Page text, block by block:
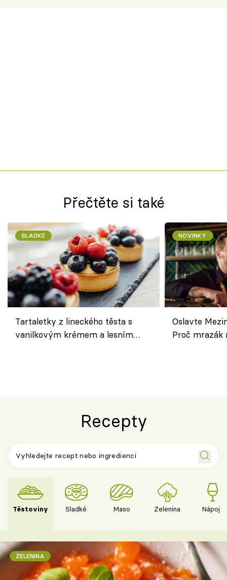
Přečtěte si také
SLADKÉ
Tartaletky z lineckého těsta s
vanilkovým krémem a lesním
NOVINKY
Oslavte
Proč
Recepty
Těstoviny Sladké Maso Zelenina Nápoje
ZELENINA